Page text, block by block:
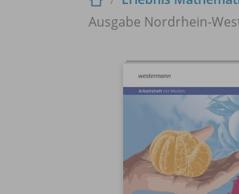
Ausgabe Nordrhein-